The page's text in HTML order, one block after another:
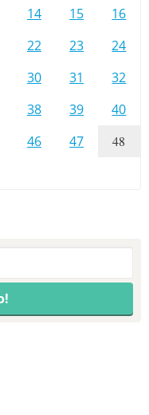
14 15
16
22 23
24
30 31
32
38 39
40
46 47 48